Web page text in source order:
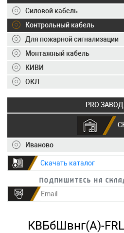
ОКЛ
Вакансии
Контакты
+7 (495) 150-40-20
Силовой кабель
Контрольный кабель
Для пожарной сигнализации
Монтажный кабель
КИВИ
ОКЛ
PRO ЗАВОД
Иваново
Скачать каталог
Подпишитесь на
КВБбШвнг(А)-